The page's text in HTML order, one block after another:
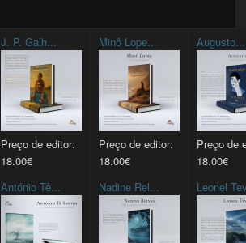
J. P. Galh...
Preço de editor:
18.00€
Minô Lope...
Preço de editor:
18.00€
Augusto...
Preço de
18.00€
António Tê... Nadine Rel... Leonel